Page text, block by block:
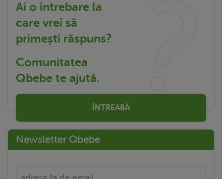
Ai o întrebare la
care vrei să
primești răspuns?
Comunitatea
Qbebe te ajută.
ÎNTREABĂ
Newsletter Qbebe